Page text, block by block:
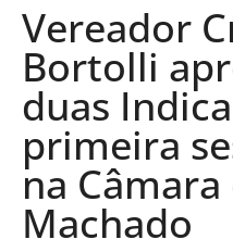
Vereador
Bortolli
duas
primeira
na
Machado